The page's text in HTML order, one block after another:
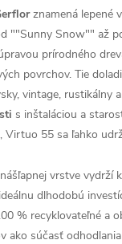
znamená lepené
""Sunny Snow"" až
prírodného
povrchov. Tie
vintage, rustikálny
s inštaláciou a
Virtuo 55 sa ľahko
vrstve vydrží
dlhodobú
% recyklovateľné a
ako súčasť